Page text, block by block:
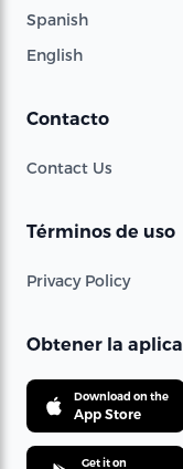
Spanish
English
Contacto
Contact Us
Términos de uso
Privacy Policy
Obtener la
Download on the
App Store
Get it on